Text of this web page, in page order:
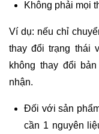
Không phải mọi
Ví dụ: nếu chỉ
thay đổi trạng thái
không thay đổi
nhận.
Đối với sản
cần 1 nguyên